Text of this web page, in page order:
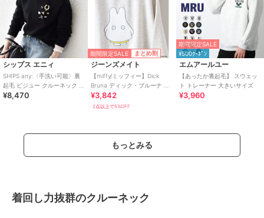
シップス エニィ
SHIPS any:〈手洗い可能〉裏
起毛 ビジュー クルーネック コ
ンパクト プルオーバー
¥8,470
期間限定SALE まとめ割
ジーンズメイト
【miffy/ミッフィー】Dick
Bruna ディック・ブルーナ オ
リジナルデザイン 裏起毛クル
ー
¥3,842
2点以上で5%OFF
期間限定SALE
¥500ｸｰﾎﾟﾝ
エムアールユー
【あったか裏起毛】 スウェッ
ト トレーナー 大きいサイズ
¥3,960
もっとみる
着回し力抜群のクルーネック